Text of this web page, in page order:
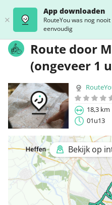
App downloaden
RouteYou was nog nooit
eenvoudig
Route door
(ongeveer 1
18,3 km
01u13
Bekijk op